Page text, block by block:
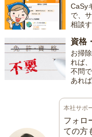
CaSy
で、
相談
資格
お掃
れば
不問
あれ
本社サポ
フォロ
ての方